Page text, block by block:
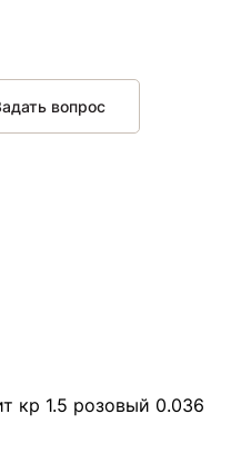
вопрос
кр 1.5 розовый 0.036